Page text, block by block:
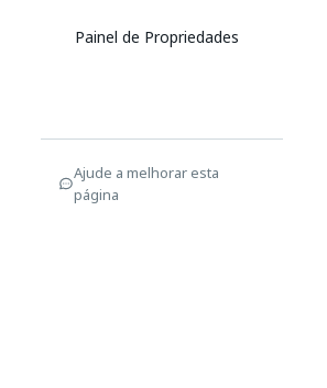
Painel de Propriedades
Ajude a melhorar esta
página